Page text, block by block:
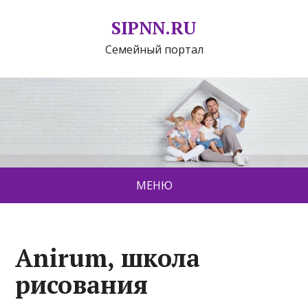
SIPNN.RU
Семейный портал
МЕНЮ
Anirum, школа
рисования